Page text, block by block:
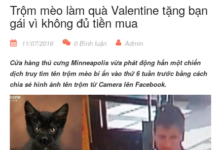
Trộm mèo làm quà Valentine tặng bạn
gái vì không đủ tiền mua
11/07/2016 0 Bình luận Admin
Cửa hàng thú cưng Minneapolis vừa phát động hẳn một chiến
dịch truy tìm tên trộm mèo bí ẩn vào thứ 6 tuần trước bằng cách
chia sẻ hình ảnh tên trộm từ Camera lên Facebook.